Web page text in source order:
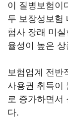
이 질병보험이
두 보장성보험
험사 장래 미
율성이 높은
보험업계 전반
사용권 취득이
로 증가하면서
다.